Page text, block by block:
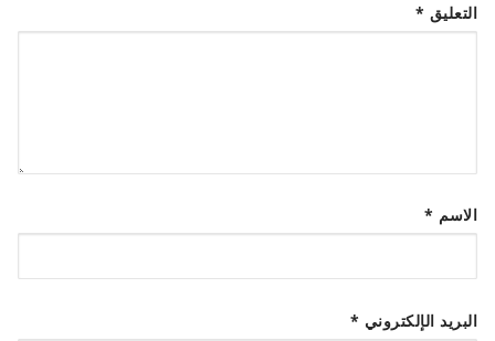
التعليق *
الاسم *
البريد الإلكتروني *